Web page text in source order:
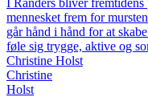
mennesket frem for
går hånd i hånd for at
føle sig trygge, aktive og
Christine Holst
Christine
Holst